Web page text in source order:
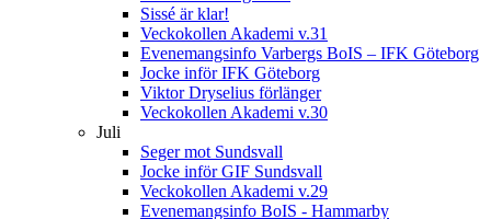
Sissé är klar!
Veckokollen Akademi v.31
Evenemangsinfo Varbergs BoIS – IFK Göteborg
Jocke inför IFK Göteborg
Viktor Dryselius förlänger
Veckokollen Akademi v.30
Juli
Seger mot Sundsvall
Jocke inför GIF Sundsvall
Veckokollen Akademi v.29
Evenemangsinfo BoIS - Hammarby